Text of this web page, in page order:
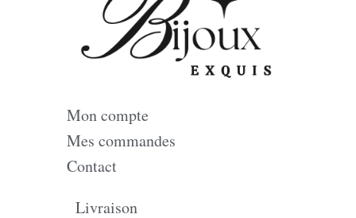
Mon compte
Mes commandes
Contact
Livraison